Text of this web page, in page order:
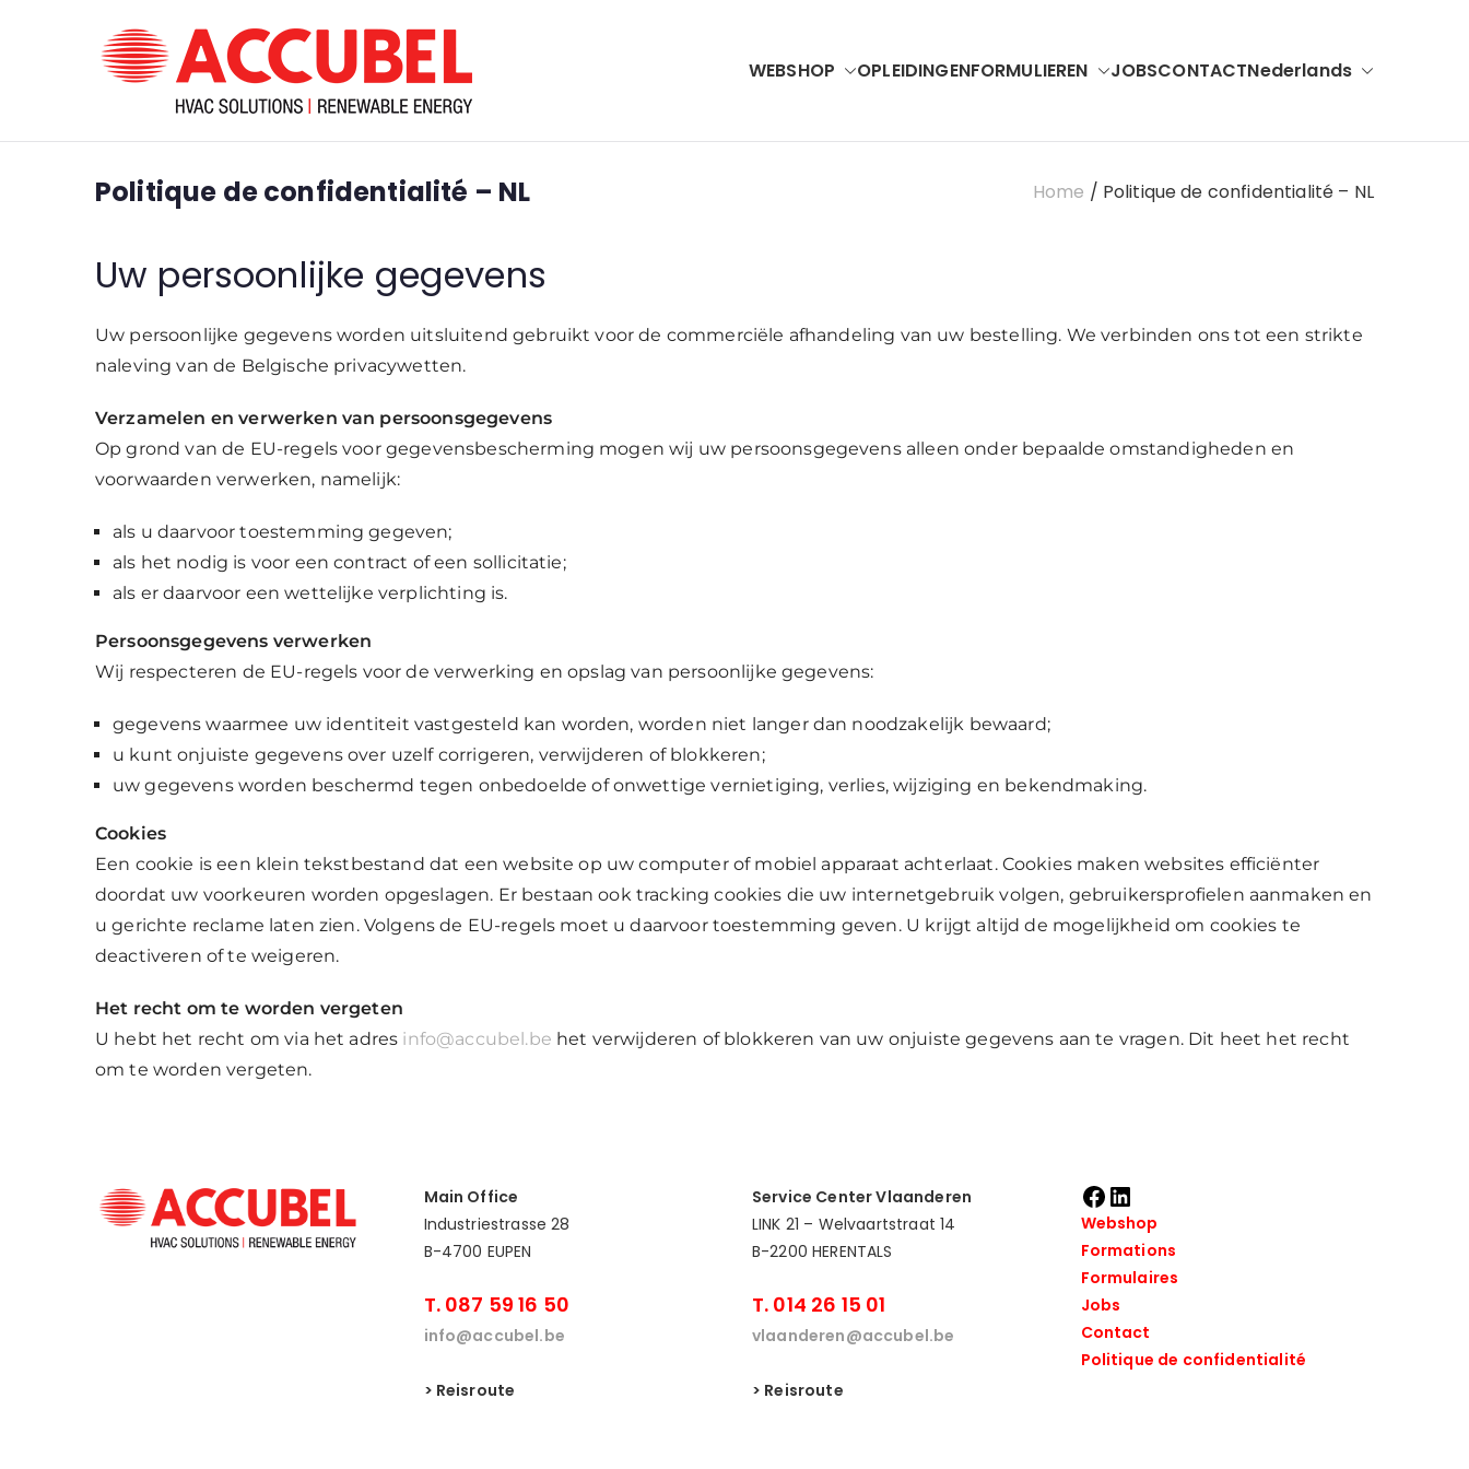
WEBSHOP OPLEIDINGENFORMULIEREN JOBSCONTACTNederlands
Politique de confidentialité – NL Home Politique de confidentialité – NL
Uw persoonlijke gegevens
Uw persoonlijke gegevens worden uitsluitend gebruikt voor de commerciële afhandeling van uw bestelling. We verbinden ons tot een strikte
naleving van de Belgische privacywetten.
Verzamelen en verwerken van persoonsgegevens
Op grond van de EU-regels voor gegevensbescherming mogen wij uw persoonsgegevens alleen onder bepaalde omstandigheden en
voorwaarden verwerken, namelijk:
als u daarvoor toestemming gegeven;
als het nodig is voor een contract of een sollicitatie;
als er daarvoor een wettelijke verplichting is.
Persoonsgegevens verwerken
Wij respecteren de EU-regels voor de verwerking en opslag van persoonlijke gegevens:
gegevens waarmee uw identiteit vastgesteld kan worden, worden niet langer dan noodzakelijk bewaard;
u kunt onjuiste gegevens over uzelf corrigeren, verwijderen of blokkeren;
uw gegevens worden beschermd tegen onbedoelde of onwettige vernietiging, verlies, wijziging en bekendmaking.
Cookies
Een cookie is een klein tekstbestand dat een website op uw computer of mobiel apparaat achterlaat. Cookies maken websites efficiënter
doordat uw voorkeuren worden opgeslagen. Er bestaan ook tracking cookies die uw internetgebruik volgen, gebruikersprofielen aanmaken en
u gerichte reclame laten zien. Volgens de EU-regels moet u daarvoor toestemming geven. U krijgt altijd de mogelijkheid om cookies te
deactiveren of te weigeren.
Het recht om te worden vergeten
U hebt het recht om via het adres info@accubel.be het verwijderen of blokkeren van uw onjuiste gegevens aan te vragen. Dit heet het recht
om te worden vergeten.
Main Office
Industriestrasse 28
B-4700 EUPEN
T. 087 59 16 50
info@accubel.be
> Reisroute
Service Center Vlaanderen
LINK 21 – Welvaartstraat 14
B-2200 HERENTALS
T. 014 26 15 01
vlaanderen@accubel.be
> Reisroute
Webshop
Formations
Formulaires
Jobs
Contact
Politique de confidentialité